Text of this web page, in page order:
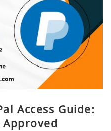
Access Guide:
Approved